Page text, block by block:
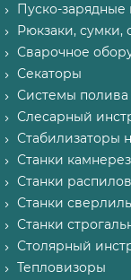
Пуско-зарядные
Рюкзаки, сумки,
Сварочное
Секаторы
Системы
Слесарный
Стабилизаторы
Станки
Станки
Станки
Станки
Столярный
Тепловизоры